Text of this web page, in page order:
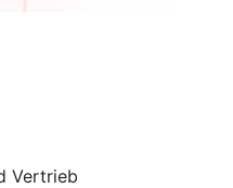
Vertrieb